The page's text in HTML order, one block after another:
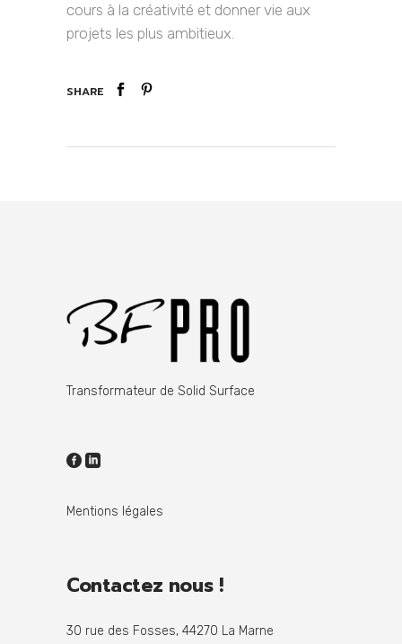
cours à la créativité et donner vie aux
projets les plus ambitieux.
SHARE
Transformateur de Solid Surface
Mentions légales
Contactez nous !
30 rue des Fosses, 44270 La Marne